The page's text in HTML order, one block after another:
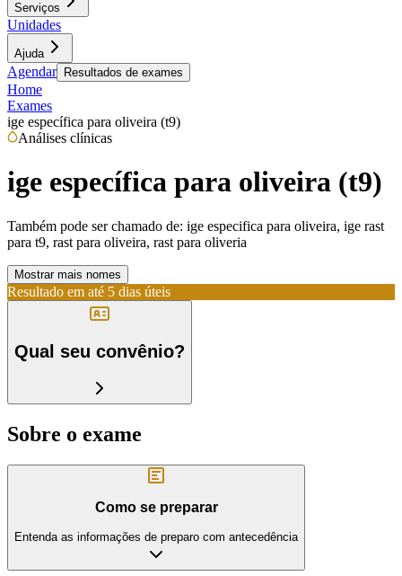
Serviços
Unidades
Ajuda
Agendar Resultados de exames
Home
Exames
ige específica para oliveira (t9)
Análises clínicas
ige específica para oliveira (t9)
Também pode ser chamado de: ige especifica para oliveira, ige rast
para t9, rast para oliveira, rast para oliveria
Mostrar mais nomes
Resultado em até 5 dias úteis
Qual seu convênio?
Sobre o exame
Como se preparar
Entenda as informações de preparo com antecedência